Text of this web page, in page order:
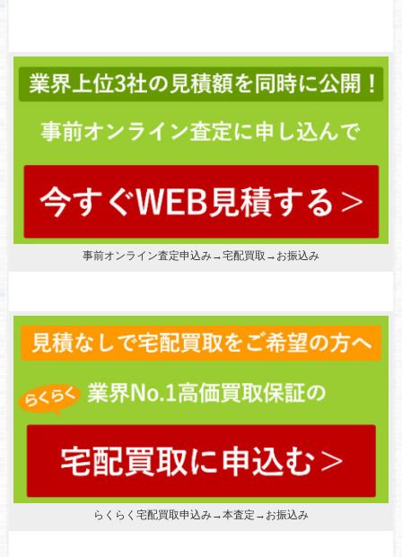
事前オンライン査定申込み→宅配買取→お振込み
らくらく宅配買取申込み→本査定→お振込み